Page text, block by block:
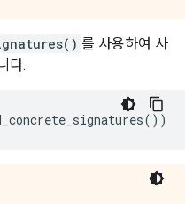
를 사용하여 사
다.
())